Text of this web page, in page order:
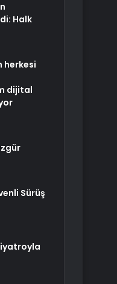
Halk
herkesi
dijital
Sürüş